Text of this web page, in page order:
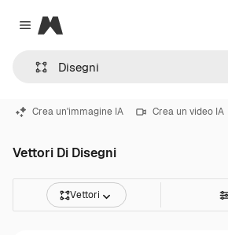
Close menu
Magnific
Crea un'immagine IA Crea un video IA
Vettori Di Disegni
Vettori